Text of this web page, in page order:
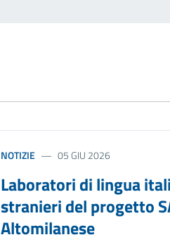
NOTIZIE 05 GIU 2026
Laboratori di lingua
stranieri del progetto
Altomilanese